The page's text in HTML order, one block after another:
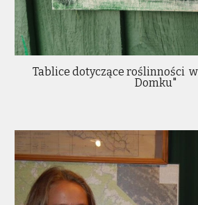
Tablice dotyczące roślinności
Domku"